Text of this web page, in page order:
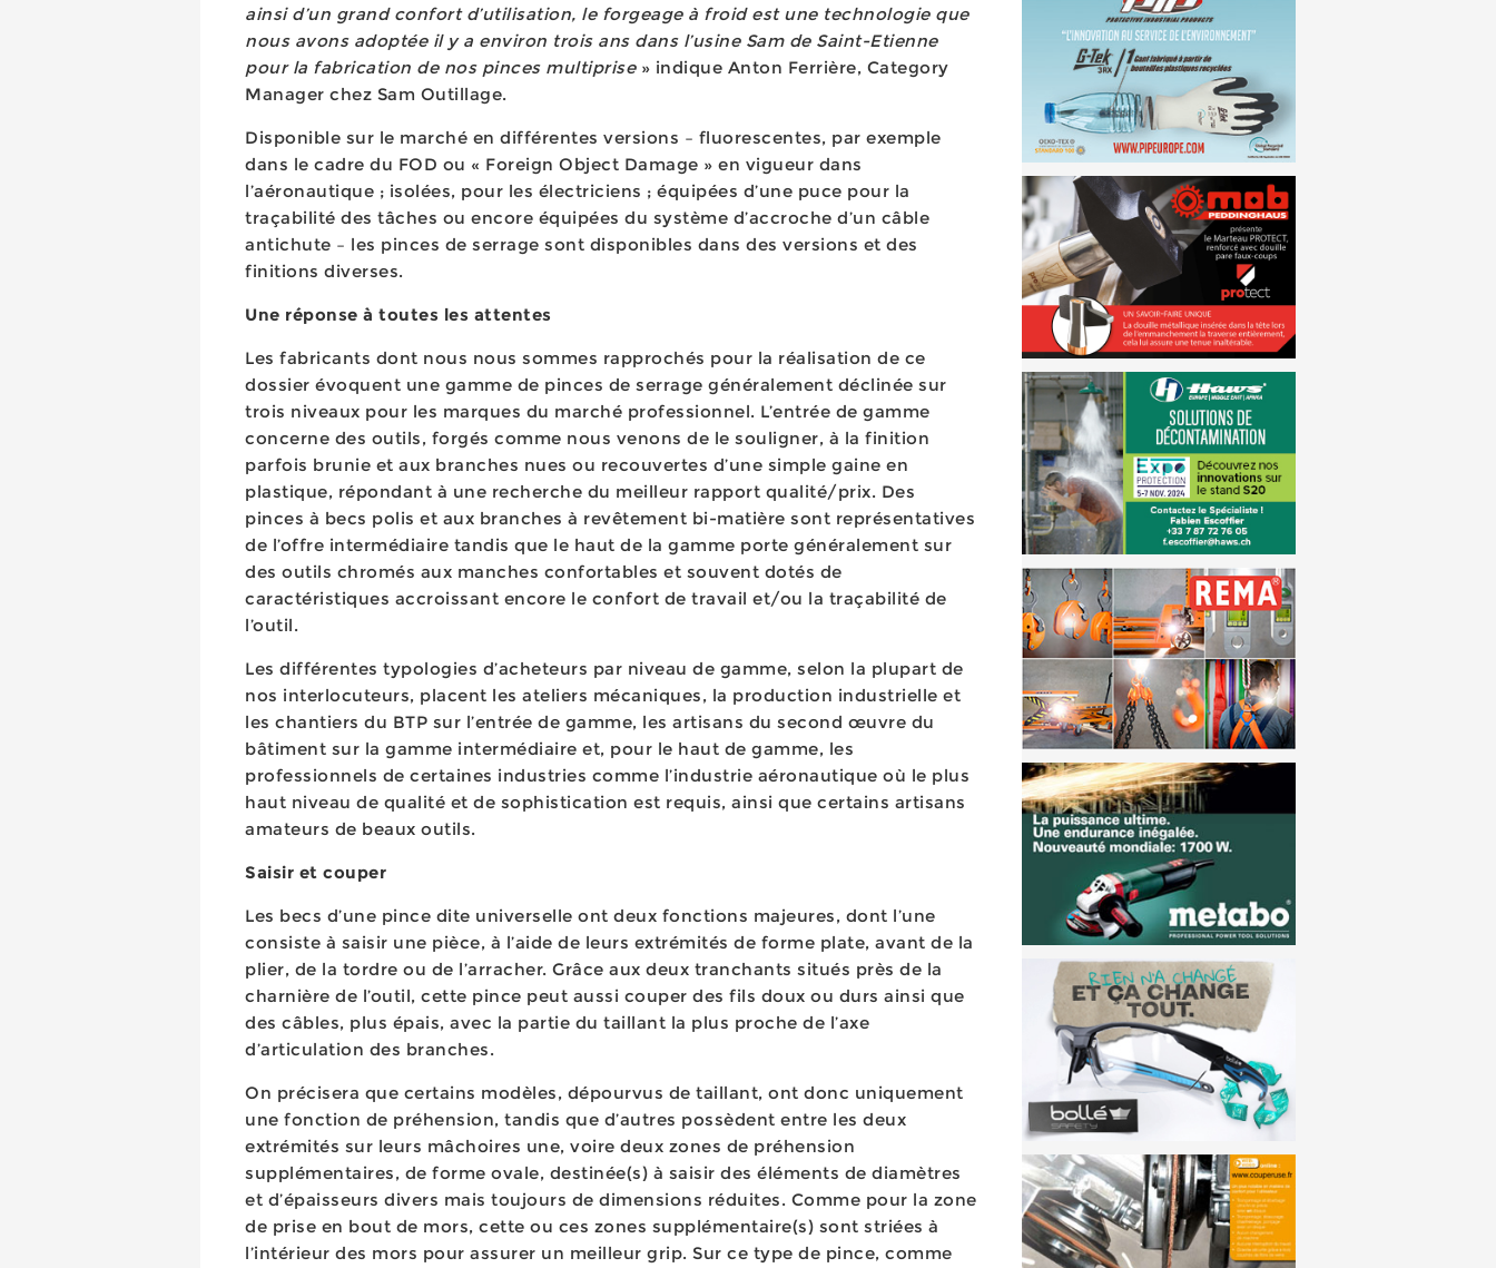
ainsi d’un grand confort d’utilisation, le forgeage à froid est une technologie que
nous avons adoptée il y a environ trois ans dans l’usine Sam de Saint-Etienne
pour la fabrication de nos pinces multiprise» indique Anton Ferrière, Category
Manager chez Sam Outillage.
Disponible sur le marché en différentes versions – fluorescentes, par exemple
dans le cadre du FOD ou « Foreign Object Damage » en vigueur dans
l’aéronautique ; isolées, pour les électriciens ; équipées d’une puce pour la
traçabilité des tâches ou encore équipées du système d’accroche d’un câble
antichute – les pinces de serrage sont disponibles dans des versions et des
finitions diverses.
Une réponse à toutes les attentes
Les fabricants dont nous nous sommes rapprochés pour la réalisation de ce
dossier évoquent une gamme de pinces de serrage généralement déclinée sur
trois niveaux pour les marques du marché professionnel. L’entrée de gamme
concerne des outils, forgés comme nous venons de le souligner, à la finition
parfois brunie et aux branches nues ou recouvertes d’une simple gaine en
plastique, répondant à une recherche du meilleur rapport qualité/prix. Des
pinces à becs polis et aux branches à revêtement bi-matière sont représentatives
de l’offre intermédiaire tandis que le haut de la gamme porte généralement sur
des outils chromés aux manches confortables et souvent dotés de
caractéristiques accroissant encore le confort de travail et/ou la traçabilité de
l’outil.
Les différentes typologies d’acheteurs par niveau de gamme, selon la plupart de
nos interlocuteurs, placent les ateliers mécaniques, la production industrielle et
les chantiers du BTP sur l’entrée de gamme, les artisans du second œuvre du
bâtiment sur la gamme intermédiaire et, pour le haut de gamme, les
professionnels de certaines industries comme l’industrie aéronautique où le plus
haut niveau de qualité et de sophistication est requis, ainsi que certains artisans
amateurs de beaux outils.
Saisir et couper
Les becs d’une pince dite universelle ont deux fonctions majeures, dont l’une
consiste à saisir une pièce, à l’aide de leurs extrémités de forme plate, avant de la
plier, de la tordre ou de l’arracher. Grâce aux deux tranchants situés près de la
charnière de l’outil, cette pince peut aussi couper des fils doux ou durs ainsi que
des câbles, plus épais, avec la partie du taillant la plus proche de l’axe
d’articulation des branches.
On précisera que certains modèles, dépourvus de taillant, ont donc uniquement
une fonction de préhension, tandis que d’autres possèdent entre les deux
extrémités sur leurs mâchoires une, voire deux zones de préhension
supplémentaires, de forme ovale, destinée(s) à saisir des éléments de diamètres
et d’épaisseurs divers mais toujours de dimensions réduites. Comme pour la zone
de prise en bout de mors, cette ou ces zones supplémentaire(s) sont striées à
l’intérieur des mors pour assurer un meilleur grip. Sur ce type de pince, comme